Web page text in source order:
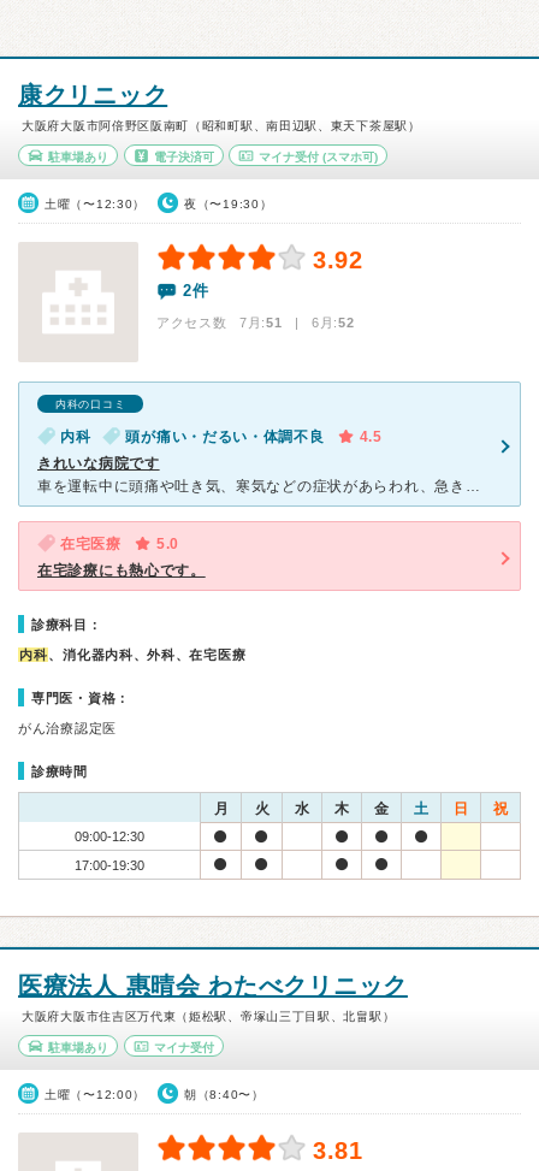
康クリニック
大阪府大阪市阿倍野区阪南町（昭和町駅、南田辺駅、東天下茶屋駅）
駐車場あり 電子決済可 マイナ受付 (スマホ可)
土曜（〜12:30） 夜（〜19:30）
3.92
2件
アクセス数 7月:51 | 6月:52
内科の口コミ
内科 頭が痛い・だるい・体調不良
4.5
きれいな病院です
車を運転中に頭痛や吐き気、寒気などの症状があらわれ、急きょ、お世話になりました。受診時間が終わるきりきりに駆け込んだにも関わらずとても親切にしてくださいました。 家から離れた所での受診だった為、家の
在宅医療
5.0
在宅診療にも熱心です。
診療科目：
内科、消化器内科、外科、在宅医療
専門医・資格：
がん治療認定医
診療時間
月 火 水 木 金 土 日 祝
09:00-12:30
17:00-19:30
医療法人 惠晴会 わたべクリニック
大阪府大阪市住吉区万代東（姫松駅、帝塚山三丁目駅、北畠駅）
駐車場あり マイナ受付
土曜（〜12:00） 朝（8:40〜）
3.81